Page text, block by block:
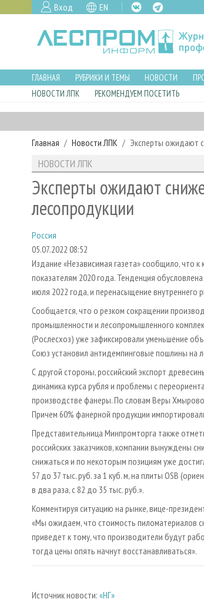
Вход EN
ГЛАВНАЯ РУБРИКИ И ТЕМЫ НОВОСТИ
НОВОСТИ ЛПК
РЕКОМЕНДУЕМ ПОСЕТИТЬ
Главная Новости ЛПК Эксперты ожидают
НОВОСТИ ЛПК
Эксперты ожидают
лесопродукции
Россия
05.07.2022 08:52
Издание «Независимая газета» сообщило, что
показателям 2020 года. Тенденция
июля 2022 года, и перенасыщение внутреннего
Сообщается, что о резком сокращении
промышленности и лесопромышленного
(Рослесхоз) уже зафиксировали уменьшение
Союз установил антидемпинговые пошлины на
С другой стороны, российский экспорт
динамика курса рубля и проблемы с
производстве фанеры. По словам Веры
Причем 60% фанерной продукции
Представительница Минпромторга также
российских заказчиков, компании вынуждены
снижаться и по некоторым позициям уже
57 до 37 тыс. руб. за 1 куб. м, на плиты OSB
в два раза, с 82 до 35 тыс. руб.».
Комментируя ситуацию на рынке, вице-
«Мы ожидаем, что стоимость пиломатериалов
приведет к тому, что производители будут
тогда цены опять начнут восстанавливаться».
Источник новости: «НГ»